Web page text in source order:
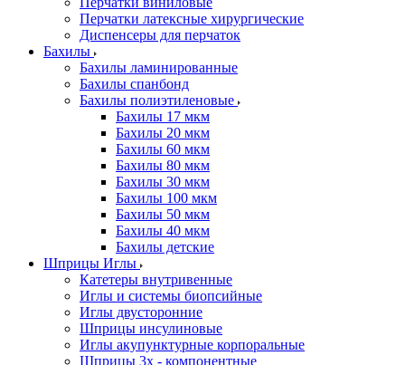
Перчатки латексные хирургические
Диспенсеры для перчаток
Бахилы
Бахилы ламинированные
Бахилы спанбонд
Бахилы полиэтиленовые
Бахилы 17 мкм
Бахилы 20 мкм
Бахилы 60 мкм
Бахилы 80 мкм
Бахилы 30 мкм
Бахилы 100 мкм
Бахилы 50 мкм
Бахилы 40 мкм
Бахилы детские
Шприцы Иглы
Катетеры внутривенные
Иглы и системы биопсийные
Иглы двусторонние
Шприцы инсулиновые
Иглы акупунктурные корпоральные
Шприцы 3х - компонентные